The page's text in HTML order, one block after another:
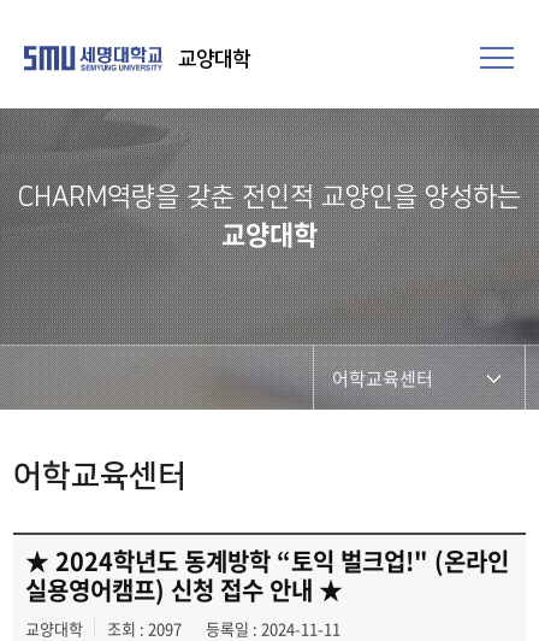
교양대학
CHARM역량을 갖춘 전인적 교양인을 양성하는
교양대학
어학교육센터
어학교육센터
정보화교육센터
어학교육센터
★ 2024학년도 동계방학 “토익 벌크업!" (온라인
실용영어캠프) 신청 접수 안내 ★
교양대학 조회 : 2097 등록일 : 2024-11-11